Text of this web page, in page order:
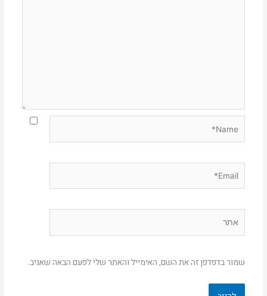
שמור בדפדפן זה את השם, האימייל והאתר שלי לפעם הבאה שאגיב.